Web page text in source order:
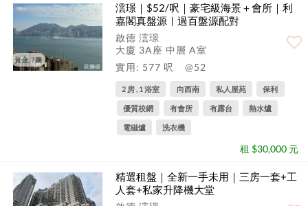
黃金, 7圖
澐璟｜$52/呎｜豪宅級海景＋會所｜利
嘉閣真盤源｜過百盤源配對
啟德 澐璟
大廈 3A座 中層 A室
實用: 577 呎
@52
2 房 , 1 浴室 向西南 私人屋苑 保利
優質校網 有會所 有露台 熱水爐
電磁爐 洗衣機
租 $30,000 元
精選租盤｜全新一手未用｜三房一套+工
人套+私家升降機大堂